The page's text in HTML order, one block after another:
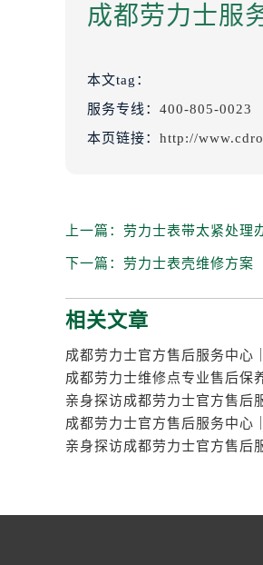
成都劳力士服
本文tag：
服务专线： 400-805-0023
本页链接： http://
上一篇： 劳力士表带太紧处理
下一篇： 劳力士表壳维修方案
相关文章